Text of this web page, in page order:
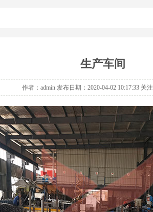
重型货架带层板
生产车间
作者：admin 发布日期：2020-04-02 10:17:33 关